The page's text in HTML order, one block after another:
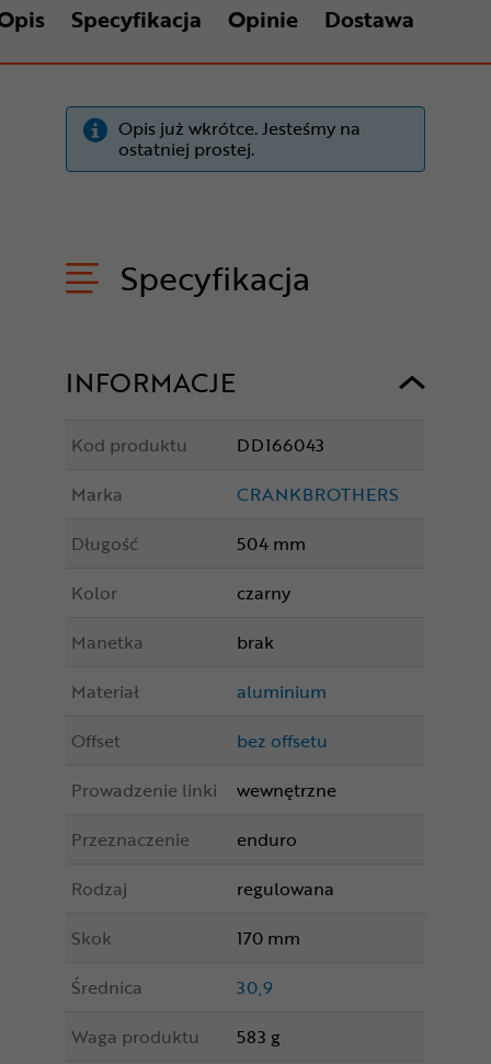
Specyfikacja Opinie Dostawa
Opis już wkrótce. Jesteśmy na
ostatniej prostej.
Specyfikacja
INFORMACJE
Kod produktu
DD166043
Marka
CRANKBROTHERS
Długość
504 mm
Kolor
czarny
Manetka
brak
Materiał
aluminium
Offset
bez offsetu
Prowadzenie linki
wewnętrzne
Przeznaczenie
enduro
Rodzaj
regulowana
Skok
170 mm
Średnica
30,9
Waga produktu
583 g